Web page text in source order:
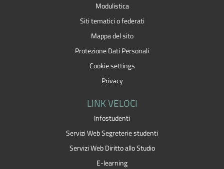
Modulistica
Siti tematici o federati
Mappa del sito
Protezione Dati Personali
Cookie settings
Privacy
LINK VELOCI
Infostudenti
Servizi Web Segreterie studenti
Servizi Web Diritto allo Studio
E-learning